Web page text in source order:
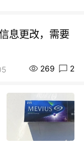
息更改，需要
269 2